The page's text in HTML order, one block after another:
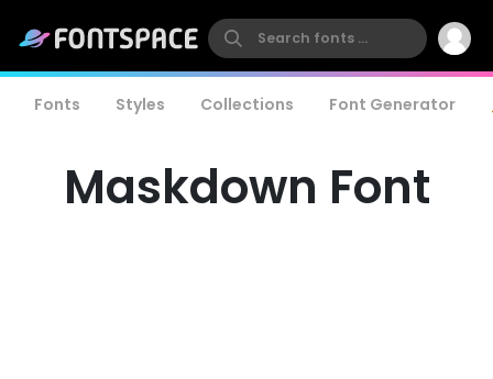
Fonts Styles Collections Font Generator
Maskdown Font